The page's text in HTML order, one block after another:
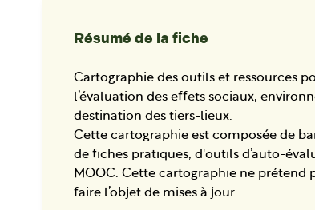
Résumé de la fiche
Cartographie des outils et ressources
l’évaluation des effets sociaux,
destination des tiers-lieux.
Cette cartographie est composée de
de fiches pratiques, d'outils d’auto-
MOOC. Cette cartographie ne prétend
faire l’objet de mises à jour.